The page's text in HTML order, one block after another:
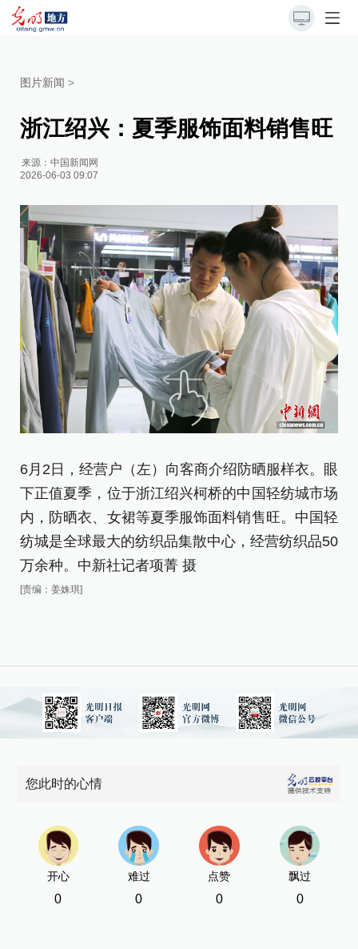
图片新闻 >
浙江绍兴：夏季服饰面料销售旺
来源：中国新闻网
2026-06-03 09:07
6月2日，经营户（左）向客商介绍防晒服样衣。眼
下正值夏季，位于浙江绍兴柯桥的中国轻纺城市场
内，防晒衣、女裙等夏季服饰面料销售旺。中国轻
纺城是全球最大的纺织品集散中心，经营纺织品50
万余种。中新社记者项菁 摄
[责编：姜姝琪]
您此时的心情
开心
0
难过
0
点赞
0
飘过
0